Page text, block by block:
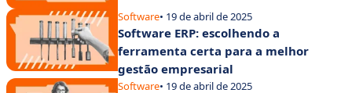
Software• 19 de abril de 2025
Software ERP: escolhendo a
ferramenta certa para a melhor
gestão empresarial
Software• 19 de abril de 2025